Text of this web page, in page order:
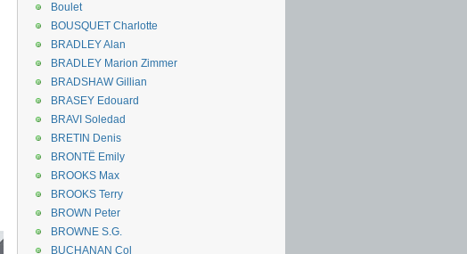
Boulet
BOUSQUET Charlotte
BRADLEY Alan
BRADLEY Marion Zimmer
BRADSHAW Gillian
BRASEY Edouard
BRAVI Soledad
BRETIN Denis
BRONTË Emily
BROOKS Max
BROOKS Terry
BROWN Peter
BROWNE S.G.
BUCHANAN Col